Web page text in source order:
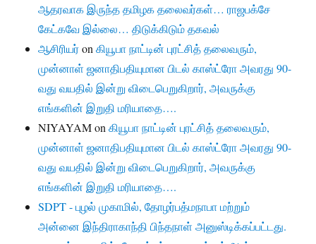
ஆதரவாக இருந்த தமிழக தலைவர்கள்… ராஜபக்சே
கேட்கவே இல்லை… திடுக்கிடும் தகவல்
ஆசிரியர்onகியூபா நாட்டின் புரட்சித் தலைவரும்,
முன்னாள் ஜனாதிபதியுமான பிடல் காஸ்ட்ரோ அவரது 90-
வது வயதில் இன்று விடைபெறுகிறார், அவருக்கு
எங்களின் இறுதி மரியாதை….
NIYAYAMonகியூபா நாட்டின் புரட்சித் தலைவரும்,
முன்னாள் ஜனாதிபதியுமான பிடல் காஸ்ட்ரோ அவரது 90-
வது வயதில் இன்று விடைபெறுகிறார், அவருக்கு
எங்களின் இறுதி மரியாதை….
SDPT - புழல் முகாமில், தோழர்பத்மநாபா மற்றும்
அன்னை இந்திராகாந்தி பிந்தநாள் அனுஸ்டிக்கப்பட்டது.